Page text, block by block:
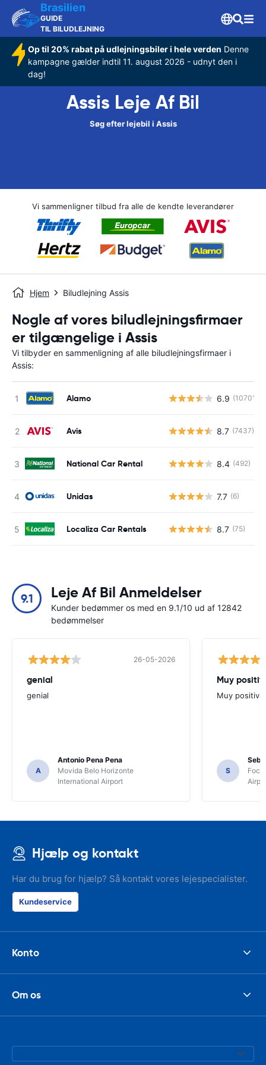
Brasilien
GUIDE
TIL BILUDLEJNING
Op til 20% rabat på udlejningsbiler i hele verden Denne
kampagne gælder indtil 11. august 2026 - udnyt den i
dag!
Assis Leje Af Bil
Søg efter lejebil i Assis
Vi sammenligner tilbud fra alle de kendte leverandører
Hjem Biludlejning Assis
Nogle af vores biludlejningsfirmaer
er tilgængelige i Assis
Vi tilbyder en sammenligning af alle biludlejningsfirmaer i
Assis:
Alamo 6.9 (10701)
Avis 8.7 (7437)
National Car Rental 8.4 (492)
Unidas 7.7 (6)
Localiza Car Rentals 8.7 (75)
9.1 Leje Af Bil Anmeldelser
Kunder bedømmer os med en 9.1/10 ud af 12842
bedømmelser
26-05-2026
genial
genial
A
Antonio Pena Pena
Movida Belo Horizonte
International Airport
Muy
Muy positiva
S
Foco
Hjælp og kontakt
Har du brug for hjælp? Så kontakt vores lejespecialister.
Kundeservice
Konto
Om os